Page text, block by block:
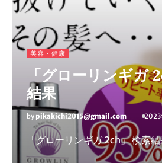
美容・健康
「グローリンギガ
結果
by pikakichi2015@gmail.com 2023
「グローリンギガ 2ch」 検索